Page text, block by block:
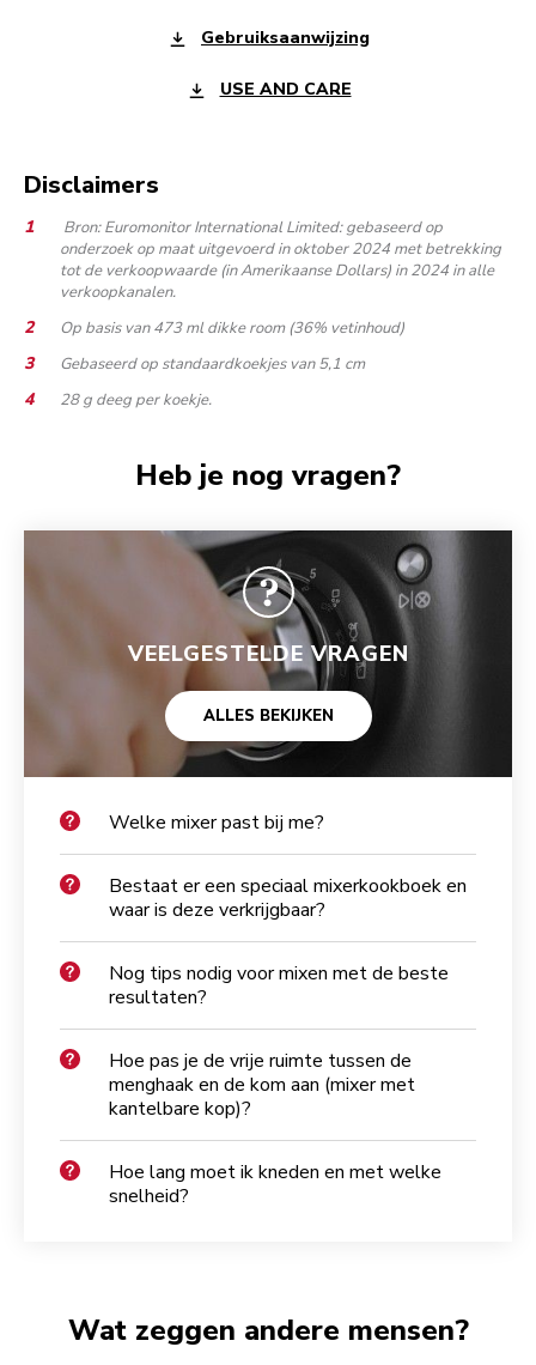
Gebruiksaanwijzing
USE AND CARE
Disclaimers
Bron: Euromonitor International Limited: gebaseerd op
onderzoek op maat uitgevoerd in oktober 2024 met betrekking
tot de verkoopwaarde (in Amerikaanse Dollars) in 2024 in alle
verkoopkanalen.
Op basis van 473 ml dikke room (36% vetinhoud)
Gebaseerd op standaardkoekjes van 5,1 cm
28 g deeg per koekje.
Heb je nog vragen?
VEELGESTELDE VRAGEN
ALLES BEKIJKEN
Welke mixer past bij me?
Bestaat er een speciaal mixerkookboek en
waar is deze verkrijgbaar?
Nog tips nodig voor mixen met de beste
resultaten?
Hoe pas je de vrije ruimte tussen de
menghaak en de kom aan (mixer met
kantelbare kop)?
Hoe lang moet ik kneden en met welke
snelheid?
Wat zeggen andere mensen?